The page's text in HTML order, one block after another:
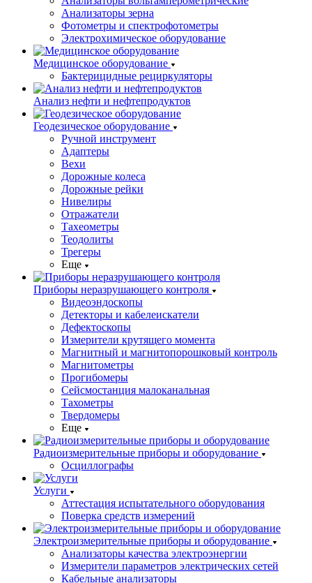
Анализаторы зерна
Фотометры и спектрофотометры
Электрохимическое оборудование
Медицинское оборудование
Бактерицидные рециркуляторы
Анализ нефти и нефтепродуктов
Геодезическое оборудование
Ручной инструмент
Адаптеры
Вехи
Дорожные колеса
Дорожные рейки
Нивелиры
Отражатели
Тахеометры
Теодолиты
Трегеры
Еще
Приборы неразрушающего контроля
Видеоэндоскопы
Детекторы и кабелеискатели
Дефектоскопы
Измерители крутящего момента
Магнитный и магнитопорошковый контроль
Магнитометры
Прогибомеры
Сейсмостанция малоканальная
Тахометры
Твердомеры
Еще
Радиоизмерительные приборы и оборудование
Осциллографы
Услуги
Аттестация испытательного оборудования
Поверка средств измерений
Электроизмерительные приборы и оборудование
Анализаторы качества электроэнергии
Измерители параметров электрических сетей
Кабельные анализаторы